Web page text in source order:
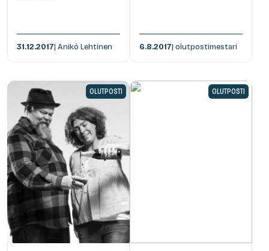
31.12.2017| Anikó Lehtinen 6.8.2017| olutpostimestari
OLUTPOSTI OLUTPOSTI